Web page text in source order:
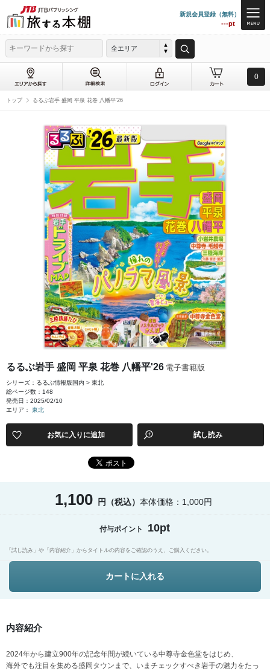
新規会員登録（無料）
---pt
全エリア
0
トップ るるぶ岩手 盛岡 平泉 花巻 八幡平'26
るるぶ岩手 盛岡 平泉 花巻 八幡平'26 電子書籍版
シリーズ：るるぶ情報版国内 > 東北
総ページ数：148
発売日：2025/02/10
エリア： 東北
お気に入りに追加 試し読み
1,100 円（税込） 本体価格：1,000円
付与ポイント 10pt
「試し読み」や「内容紹介」からタイトルの内容をご確認のうえ、ご購入ください。
カートに入れる
内容紹介
2024年から建立900年の記念年間が続いている中尊寺金色堂をはじめ、
海外でも注目を集める盛岡タウンまで、いまチェックすべき岩手の魅力をたっ